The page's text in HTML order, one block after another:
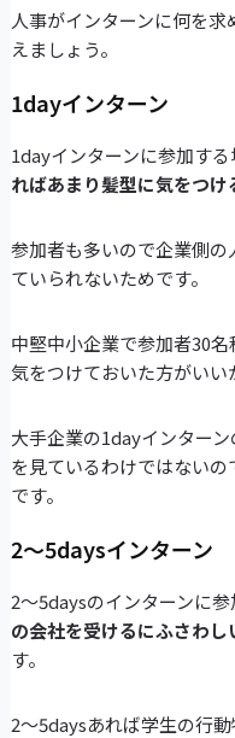
人事がインターンに何を
えましょう。
1dayインターン
1dayインターンに参加する
ればあまり髪型に気をつ
参加者も多いので企業側
ていられないためです。
中堅中小企業で参加者30
気をつけておいた方がいい
大手企業の1dayインター
を見ているわけではない
です。
2～5daysインターン
2～5daysのインターンに
の会社を受けるにふさわし
す。
2～5daysあれば学生の行